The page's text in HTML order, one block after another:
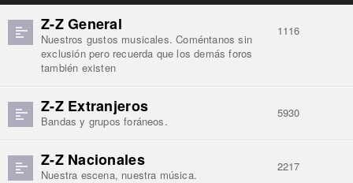
Z-Z General
Nuestros gustos musicales. Coméntanos sin
exclusión pero recuerda que los demás foros
también existen
1116
Z-Z Extranjeros
Bandas y grupos foráneos.
5930
Z-Z Nacionales
Nuestra escena, nuestra música.
2217